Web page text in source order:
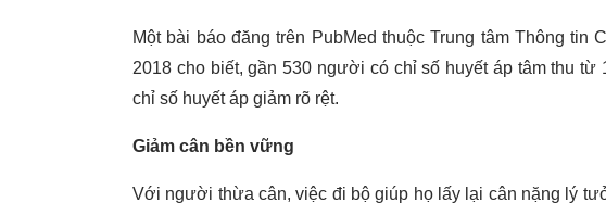
Một bài báo đăng trên PubMed thuộc Trung tâm Thông tin
2018 cho biết, gần 530 người có chỉ số huyết áp tâm thu
chỉ số huyết áp giảm rõ rệt.
Giảm cân bền vững
Với người thừa cân, việc đi bộ giúp họ lấy lại cân nặng lý